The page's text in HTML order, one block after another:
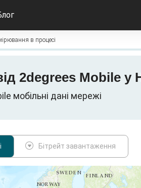
в процесі
2degrees Mobile у
мобільні дані мережі
Бітрейт завантаження